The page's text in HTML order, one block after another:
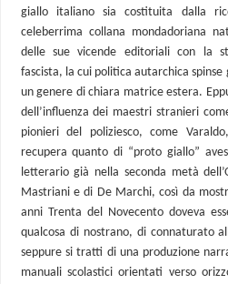
giallo italiano sia costituita dalla
celeberrima collana mondadoriana
delle sue vicende editoriali con la
fascista, la cui politica autarchica
un genere di chiara matrice estera.
dell’influenza dei maestri stranieri
pionieri del poliziesco, come
recupera quanto di “proto giallo”
letterario già nella seconda metà
Mastriani e di De Marchi, così da
anni Trenta del Novecento doveva
qualcosa di nostrano, di connaturato
seppure si tratti di una produzione
manuali scolastici orientati verso